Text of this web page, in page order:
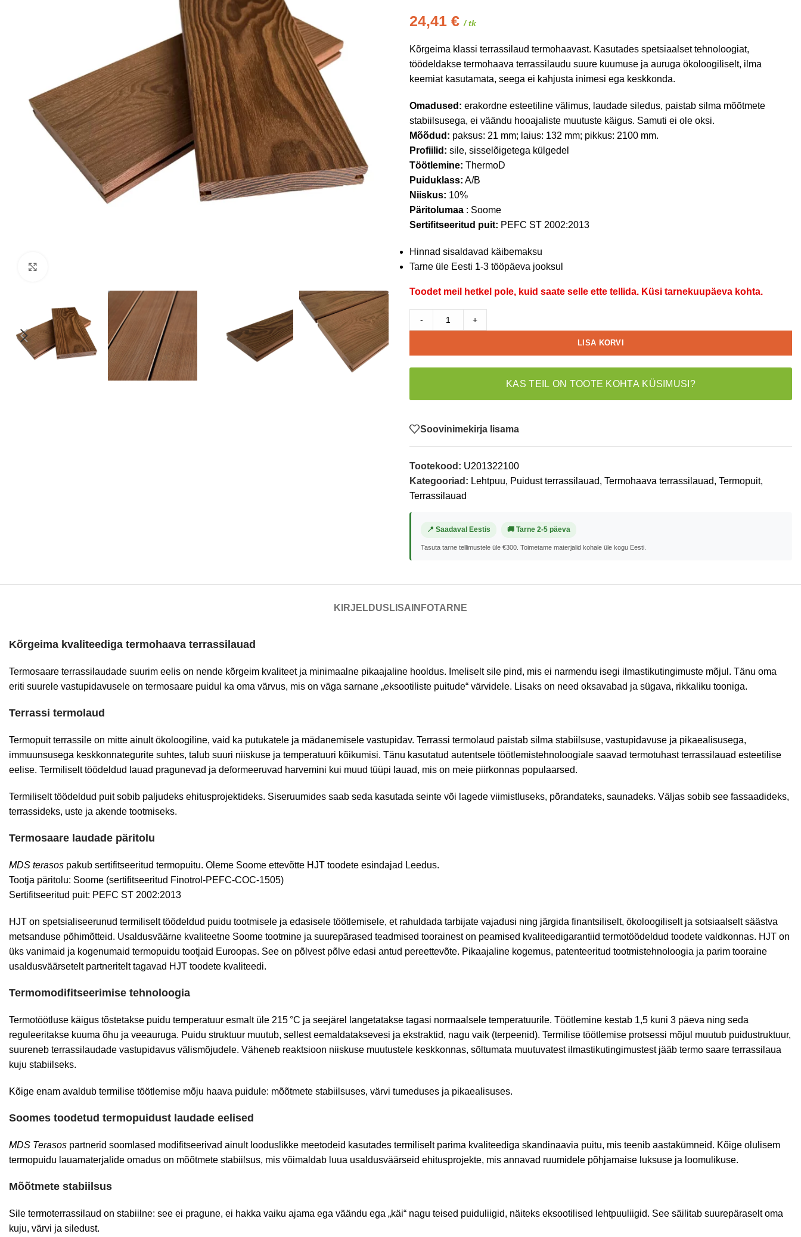
24,41 € / tk
Kõrgeima klassi terrassilaud termohaavast. Kasutades spetsiaalset tehnoloogiat,
töödeldakse termohaava terrassilaudu suure kuumuse ja auruga ökoloogiliselt, ilma
keemiat kasutamata, seega ei kahjusta inimesi ega keskkonda.
Omadused: erakordne esteetiline välimus, laudade siledus, paistab silma mõõtmete
stabiilsusega, ei väändu hooajaliste muutuste käigus. Samuti ei ole oksi.
Mõõdud: paksus: 21 mm; laius: 132 mm; pikkus: 2100 mm.
Profiilid: sile, sisselõigetega külgedel
Töötlemine: ThermoD
Puiduklass: A/B
Niiskus: 10%
Päritolumaa : Soome
Sertifitseeritud puit: PEFC ST 2002:2013
Hinnad sisaldavad käibemaksu
Tarne üle Eesti 1-3 tööpäeva jooksul
Toodet meil hetkel pole, kuid saate selle ette tellida. Küsi tarnekuupäeva kohta.
- +
LISA KORVI
KAS TEIL ON TOOTE KOHTA KÜSIMUSI?
Soovinimekirja lisama
Tootekood: U201322100
Kategooriad: Lehtpuu, Puidust terrassilauad, Termohaava terrassilauad, Termopuit,
Terrassilauad
📍 Saadaval Eestis 🚚 Tarne 2-5 päeva
Tasuta tarne tellimustele üle €300. Toimetame materjalid kohale üle kogu Eesti.
KIRJELDUS LISAINFOTARNE
Kõrgeima kvaliteediga termohaava terrassilauad
Termosaare terrassilaudade suurim eelis on nende kõrgeim kvaliteet ja minimaalne pikaajaline hooldus. Imeliselt sile pind, mis ei narmendu isegi ilmastikutingimuste mõjul. Tänu oma
eriti suurele vastupidavusele on termosaare puidul ka oma värvus, mis on väga sarnane „eksootiliste puitude“ värvidele. Lisaks on need oksavabad ja sügava, rikkaliku tooniga.
Terrassi termolaud
Termopuit terrassile on mitte ainult ökoloogiline, vaid ka putukatele ja mädanemisele vastupidav. Terrassi termolaud paistab silma stabiilsuse, vastupidavuse ja pikaealisusega,
immuunsusega keskkonnategurite suhtes, talub suuri niiskuse ja temperatuuri kõikumisi. Tänu kasutatud autentsele töötlemistehnoloogiale saavad termotuhast terrassilauad esteetilise
eelise. Termiliselt töödeldud lauad pragunevad ja deformeeruvad harvemini kui muud tüüpi lauad, mis on meie piirkonnas populaarsed.
Termiliselt töödeldud puit sobib paljudeks ehitusprojektideks. Siseruumides saab seda kasutada seinte või lagede viimistluseks, põrandateks, saunadeks. Väljas sobib see fassaadideks,
terrassideks, uste ja akende tootmiseks.
Termosaare laudade päritolu
MDS terasos pakub sertifitseeritud termopuitu. Oleme Soome ettevõtte HJT toodete esindajad Leedus.
Tootja päritolu: Soome (sertifitseeritud Finotrol-PEFC-COC-1505)
Sertifitseeritud puit: PEFC ST 2002:2013
HJT on spetsialiseerunud termiliselt töödeldud puidu tootmisele ja edasisele töötlemisele, et rahuldada tarbijate vajadusi ning järgida finantsiliselt, ökoloogiliselt ja sotsiaalselt säästva
metsanduse põhimõtteid. Usaldusväärne kvaliteetne Soome tootmine ja suurepärased teadmised toorainest on peamised kvaliteedigarantiid termotöödeldud toodete valdkonnas. HJT on
üks vanimaid ja kogenumaid termopuidu tootjaid Euroopas. See on põlvest põlve edasi antud pereettevõte. Pikaajaline kogemus, patenteeritud tootmistehnoloogia ja parim tooraine
usaldusväärsetelt partneritelt tagavad HJT toodete kvaliteedi.
Termomodifitseerimise tehnoloogia
Termotöötluse käigus tõstetakse puidu temperatuur esmalt üle 215 °C ja seejärel langetatakse tagasi normaalsele temperatuurile. Töötlemine kestab 1,5 kuni 3 päeva ning seda
reguleeritakse kuuma õhu ja veeauruga. Puidu struktuur muutub, sellest eemaldataksevesi ja ekstraktid, nagu vaik (terpeenid). Termilise töötlemise protsessi mõjul muutub puidustruktuur,
suureneb terrassilaudade vastupidavus välismõjudele. Väheneb reaktsioon niiskuse muutustele keskkonnas, sõltumata muutuvatest ilmastikutingimustest jääb termo saare terrassilaua
kuju stabiilseks.
Kõige enam avaldub termilise töötlemise mõju haava puidule: mõõtmete stabiilsuses, värvi tumeduses ja pikaealisuses.
Soomes toodetud termopuidust laudade eelised
MDS Terasos partnerid soomlased modifitseerivad ainult looduslikke meetodeid kasutades termiliselt parima kvaliteediga skandinaavia puitu, mis teenib aastakümneid. Kõige olulisem
termopuidu lauamaterjalide omadus on mõõtmete stabiilsus, mis võimaldab luua usaldusväärseid ehitusprojekte, mis annavad ruumidele põhjamaise luksuse ja loomulikuse.
Mõõtmete stabiilsus
Sile termoterrassilaud on stabiilne: see ei pragune, ei hakka vaiku ajama ega väändu ega „käi“ nagu teised puiduliigid, näiteks eksootilised lehtpuuliigid. See säilitab suurepäraselt oma
kuju, värvi ja siledust.